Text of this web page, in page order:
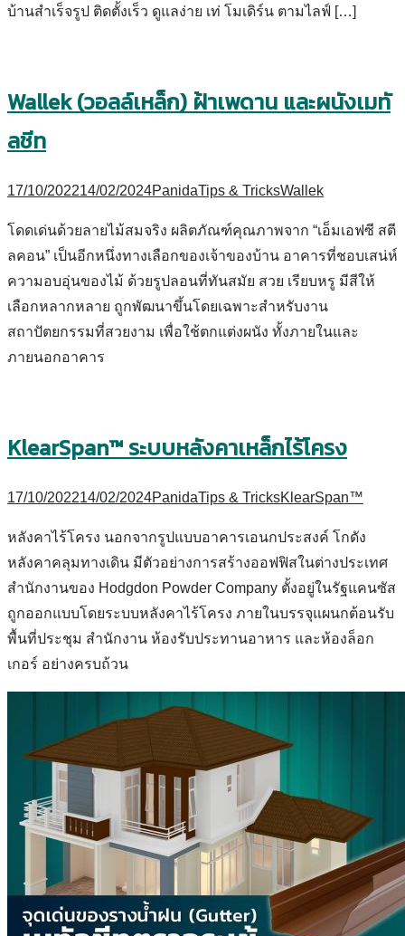
บ้านสำเร็จรูป ติดตั้งเร็ว ดูแลง่าย เท่ โมเดิร์น ตามไลฟ์ […]
Wallek (วอลล์เหล็ก) ฝ้าเพดาน และผนังเมทั
ลชีท
17/10/202214/02/2024PanidaTips & TricksWallek
โดดเด่นด้วยลายไม้สมจริง ผลิตภัณฑ์คุณภาพจาก “เอ็มเอฟซี สตี
ลคอน” เป็นอีกหนึ่งทางเลือกของเจ้าของบ้าน อาคารที่ชอบเสน่ห์
ความอบอุ่นของไม้ ด้วยรูปลอนที่ทันสมัย สวย เรียบหรู มีสีให้
เลือกหลากหลาย ถูกพัฒนาขึ้นโดยเฉพาะสำหรับงาน
สถาปัตยกรรมที่สวยงาม เพื่อใช้ตกแต่งผนัง ทั้งภายในและ
ภายนอกอาคาร
KlearSpan™ ระบบหลังคาเหล็กไร้โครง
17/10/202214/02/2024PanidaTips & TricksKlearSpan™
หลังคาไร้โครง นอกจากรูปแบบอาคารเอนกประสงค์ โกดัง
หลังคาคลุมทางเดิน มีตัวอย่างการสร้างออฟฟิสในต่างประเทศ
สำนักงานของ Hodgdon Powder Company ตั้งอยู่ในรัฐแคนซัส
ถูกออกแบบโดยระบบหลังคาไร้โครง ภายในบรรจุแผนกต้อนรับ
พื้นที่ประชุม สำนักงาน ห้องรับประทานอาหาร และห้องล็อก
เกอร์ อย่างครบถ้วน